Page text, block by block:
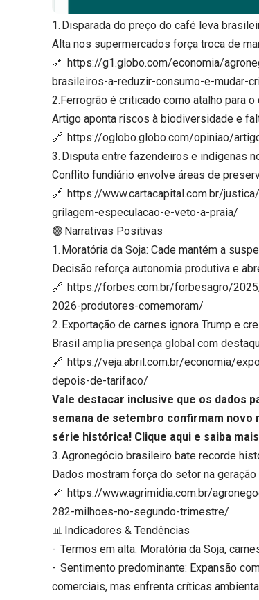
1. Disparada do preço do café leva
Alta nos supermercados força troca de
🔗 https://g1.globo.com/economia/
brasileiros-a-reduzir-consumo-e-mudar-
2.Ferrogrão é criticado como atalho para o
Artigo aponta riscos à biodiversidade e
🔗 https://oglobo.globo.com/opiniao/
3. Disputa entre fazendeiros e indígenas
Conflito fundiário envolve áreas de
🔗 https://www.cartacapital.com.br/
grilagem-especulacao-e-veto-a-praia/
🟢 Narrativas Positivas
1. Moratória da Soja: Cade mantém a
Decisão reforça autonomia produtiva e
🔗 https://forbes.com.br/forbesagro/
2026-produtores-comemoram/
2. Exportação de carnes ignora Trump e
Brasil amplia presença global com
🔗 https://veja.abril.com.br/economia/
depois-de-tarifaco/
Vale destacar inclusive que os dados
semana de setembro confirmam novo
série histórica! Clique aqui e saiba
3. Agronegócio brasileiro bate recorde
Dados mostram força do setor na
🔗 https://www.agrimidia.com.br/
282-milhoes-no-segundo-trimestre/
📊 Indicadores & Tendências
- Termos em alta: Moratória da Soja,
- Sentimento predominante: Expansão
comerciais, mas enfrenta críticas